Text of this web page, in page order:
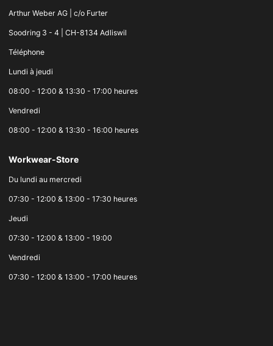
Arthur Weber AG | c/o Furter
Soodring 3 - 4 | CH-8134 Adliswil
Téléphone
Lundi à jeudi
08:00 - 12:00 & 13:30 - 17:00 heures
Vendredi
08:00 - 12:00 & 13:30 - 16:00 heures
Workwear-Store
Du lundi au mercredi
07:30 - 12:00 & 13:00 - 17:30 heures
Jeudi
07:30 - 12:00 & 13:00 - 19:00
Vendredi
07:30 - 12:00 & 13:00 - 17:00 heures